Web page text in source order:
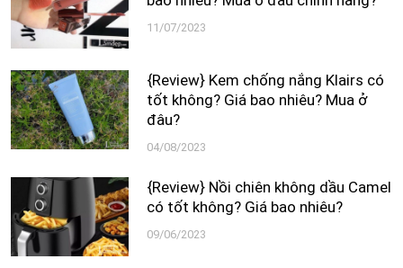
11/07/2023
{Review} Kem chống nắng Klairs có
tốt không? Giá bao nhiêu? Mua ở
đâu?
04/08/2023
{Review} Nồi chiên không dầu Camel
có tốt không? Giá bao nhiêu?
09/06/2023